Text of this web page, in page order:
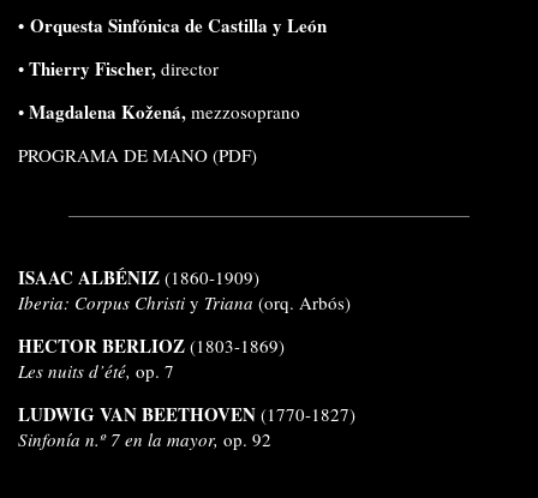
• Orquesta Sinfónica de Castilla y León
• Thierry Fischer, director
• Magdalena Kožená, mezzosoprano
PROGRAMA DE MANO (PDF)
ISAAC ALBÉNIZ (1860-1909)
Iberia: Corpus Christi y Triana (orq. Arbós)
HECTOR BERLIOZ (1803-1869)
Les nuits d’été, op. 7
LUDWIG VAN BEETHOVEN (1770-1827)
Sinfonía n.º 7 en la mayor, op. 92